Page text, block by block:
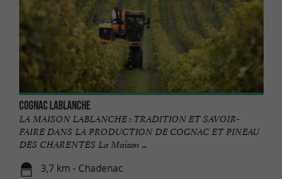
Cognac Lablanche
LA MAISON LABLANCHE : TRADITION ET SAVOIR-
FAIRE DANS LA PRODUCTION DE COGNAC ET PINEAU
DES CHARENTES La Maison ...
3,7 km - Chadenac